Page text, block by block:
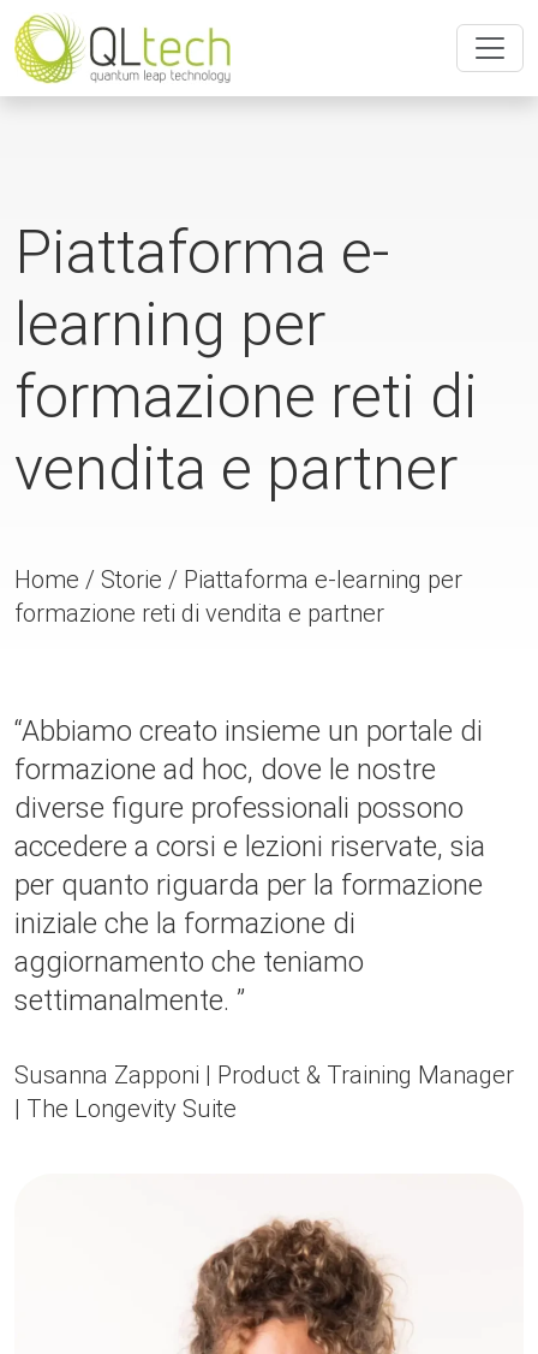
Piattaforma e-
learning per
formazione reti di
vendita e partner
Home / Storie / Piattaforma e-learning per
formazione reti di vendita e partner
“Abbiamo creato insieme un portale di
formazione ad hoc, dove le nostre
diverse figure professionali possono
accedere a corsi e lezioni riservate, sia
per quanto riguarda per la formazione
iniziale che la formazione di
aggiornamento che teniamo
settimanalmente. ”
Susanna Zapponi | Product & Training Manager
| The Longevity Suite